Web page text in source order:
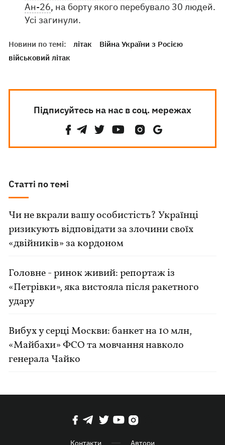
Ан-26, на борту якого перебувало 30 людей.
Усі загинули.
Новини по темі: літак
Війна України з Росією
військовий літак
Підписуйтесь на нас в соц. мережах
Статті по темі
Чи не вкрали вашу особистість? Українці
ризикують відповідати за злочини своїх
«двійників» за кордоном
Головне - ринок живий: репортаж із
«Петрівки», яка вистояла після ракетного
удару
Вибух у серці Москви: банкет на 10 млн,
«Майбахи» ФСО та мовчання навколо
генерала Чайко
Контакти Автори